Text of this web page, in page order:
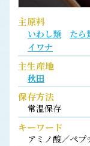
主原料
いわし類 たら
イワナ
主生産地
秋田
保存方法
常温保存
キーワード
アミノ酸／ペプ